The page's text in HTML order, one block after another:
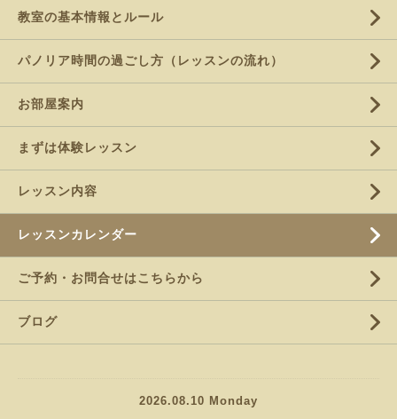
教室の基本情報とルール
パノリア時間の過ごし方（レッスンの流れ）
お部屋案内
まずは体験レッスン
レッスン内容
レッスンカレンダー
ご予約・お問合せはこちらから
ブログ
2026.08.10 Monday